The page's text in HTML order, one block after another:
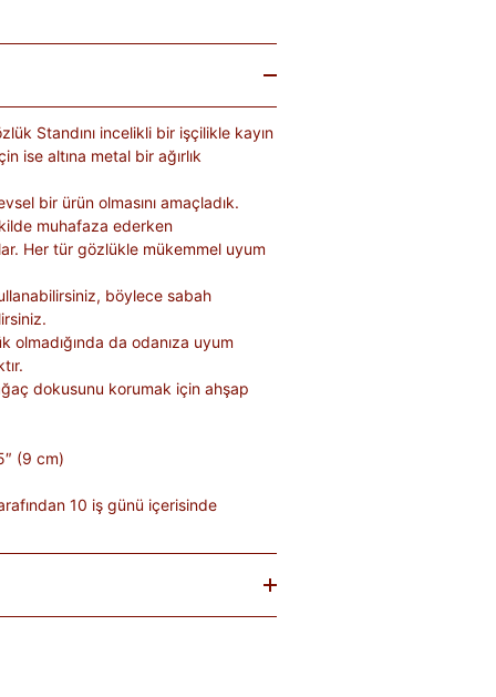
Standını incelikli bir işçilikle kayın
ise altına metal bir ağırlık
bir ürün olmasını amaçladık.
muhafaza ederken
Her tür gözlükle mükemmel uyum
böylece sabah
olmadığında da odanıza uyum
dokusunu korumak için ahşap
(9 cm)
10 iş günü içerisinde